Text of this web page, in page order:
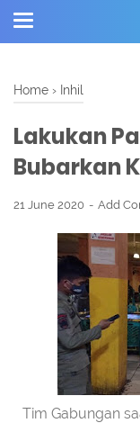
Home › Inhil
Lakukan
Bubarkan
21 June 2020 Add
Tim Gabungan